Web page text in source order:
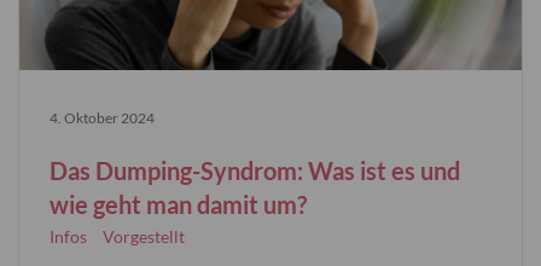
4. Oktober 2024
Das Dumping-Syndrom: Was ist es und
wie geht man damit um?
Infos Vorgestellt